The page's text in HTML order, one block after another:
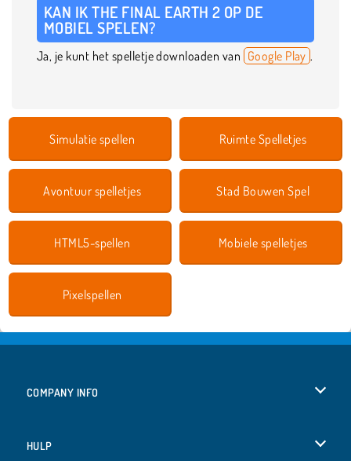
KAN IK THE FINAL EARTH 2 OP DE
MOBIEL SPELEN?
Ja, je kunt het spelletje downloaden van Google Play .
Simulatie spellen Ruimte Spelletjes
Avontuur spelletjes Stad Bouwen Spel
HTML5-spellen Mobiele spelletjes
Pixelspellen
COMPANY INFO
HULP